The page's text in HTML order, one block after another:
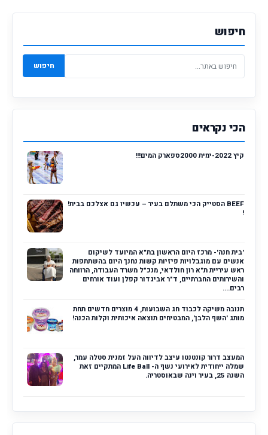
חיפוש
חיפוש
הכי נקראים
קיץ 2022-ימית 2000ספארק המים!!!
BEEF הסטייק הכי משתלם בעיר – עכשיו גם אצלכם בבית!
!
'בית חנה'- מרכז היום הראשון בת"א המיועד לשיקום
אנשים עם מוגבלויות פיזיות קשות נחנך היום בהשתתפות
ראש עיריית ת"א רון חולדאי, מנכ"ל משרד העבודה, הרווחה
והשירותים החברתיים, ד"ר אביגדור קפלן ועוד אורחים
רבים....
תנובה משיקה לכבוד חג השבועות, 4 מוצרים חדשים תחת
מותג 'השף הלבן', המבטיחים תוצאה איכותית וקלות הכנה!
המעצב דרור קונטנטו עיצב לדיווה העל זמנית סטלה עמר,
שמלה ייחודית לאירועי נשף ה- Life Ball המתקיים זאת
השנה 25, בעיר וינה שבאוסטריה.